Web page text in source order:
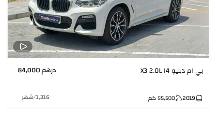
بي ام دبليو X3 2.0L I4 درهم 84,000
2019
85,500كم 1,316
/شهر